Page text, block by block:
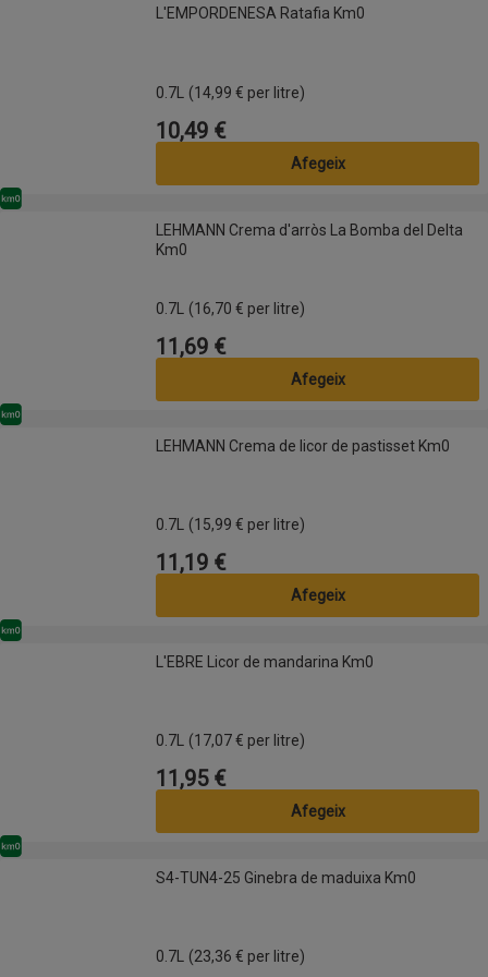
L'EMPORDENESA Ratafia Km0L'EMPORDENESA Ratafia Km0
0.7L (14,99 € per litre)
Preu
10,49 €
Afegeix
LEHMANN Crema d'arròs La Bomba del Delta Km0
Km0
LEHMANN Crema d'arròs La Bomba del Delta
Km0
0.7L (16,70 € per litre)
Preu
11,69 €
Afegeix
LEHMANN Crema de licor de pastisset Km0
Km0
LEHMANN Crema de licor de pastisset Km0
0.7L (15,99 € per litre)
Preu
11,19 €
Afegeix
L'EBRE Licor de mandarina Km0
Km0
L'EBRE Licor de mandarina Km0
0.7L (17,07 € per litre)
Preu
11,95 €
Afegeix
S4-TUN4-25 Ginebra de maduixa Km0
Km0
S4-TUN4-25 Ginebra de maduixa Km0
0.7L (23,36 € per litre)